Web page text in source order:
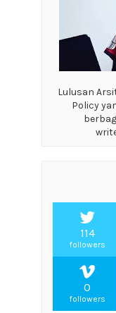
Lulusan
Policy
114
followers
0
followers